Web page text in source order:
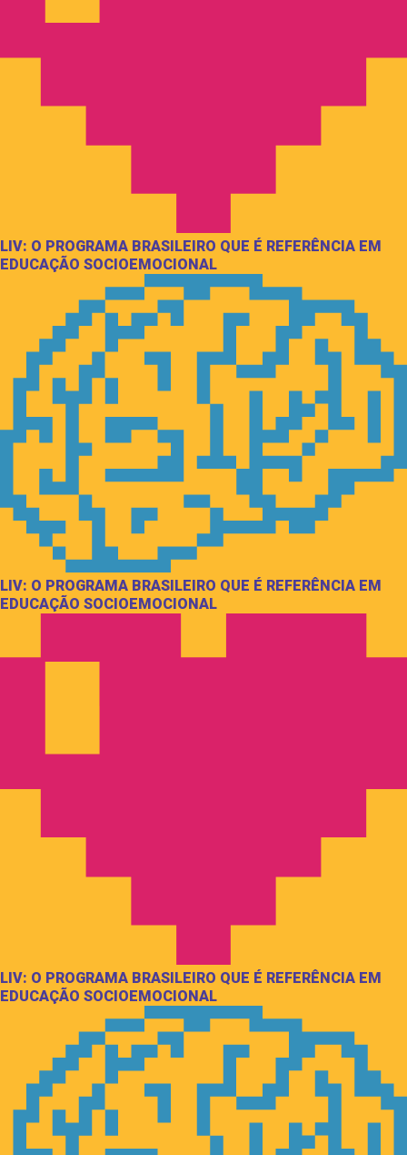
LIV: O PROGRAMA BRASILEIRO QUE É REFERÊNCIA EM
EDUCAÇÃO SOCIOEMOCIONAL
LIV: O PROGRAMA BRASILEIRO QUE É REFERÊNCIA EM
EDUCAÇÃO SOCIOEMOCIONAL
LIV: O PROGRAMA BRASILEIRO QUE É REFERÊNCIA EM
EDUCAÇÃO SOCIOEMOCIONAL